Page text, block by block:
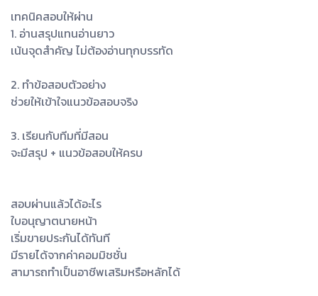
เทคนิคสอบให้ผ่าน
1. อ่านสรุปแทนอ่านยาว
เน้นจุดสำคัญ ไม่ต้องอ่านทุกบรรทัด
2. ทำข้อสอบตัวอย่าง
ช่วยให้เข้าใจแนวข้อสอบจริง
3. เรียนกับทีมที่มีสอน
จะมีสรุป + แนวข้อสอบให้ครบ
สอบผ่านแล้วได้อะไร
ใบอนุญาตนายหน้า
เริ่มขายประกันได้ทันที
มีรายได้จากค่าคอมมิชชั่น
สามารถทำเป็นอาชีพเสริมหรือหลักได้